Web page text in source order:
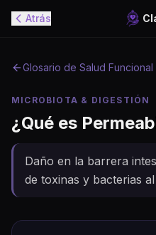
Atrás
Glosario de Salud Funcional
MICROBIOTA & DIGESTIÓN
¿Qué es
Daño en la barrera
de toxinas y bacterias